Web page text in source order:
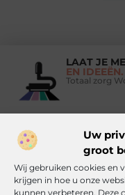
Uw
groot
Wij gebruiken cookies en
krijgen in hoe u onze
kunnen verbeteren. Deze
LAAT JE
EN IDEEËN.
Totaal zorg
Vind Ons Hier :